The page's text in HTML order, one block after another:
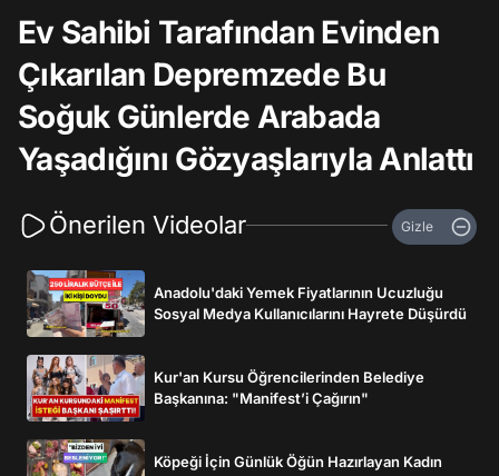
Ev Sahibi Tarafından Evinden
Çıkarılan Depremzede Bu
Soğuk Günlerde Arabada
Yaşadığını Gözyaşlarıyla Anlattı
Önerilen Videolar Gizle
Anadolu'daki Yemek Fiyatlarının Ucuzluğu
Sosyal Medya Kullanıcılarını Hayrete Düşürdü
Kur'an Kursu Öğrencilerinden Belediye
Başkanına: "Manifest’i Çağırın"
Köpeği İçin Günlük Öğün Hazırlayan Kadın